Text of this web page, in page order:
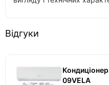
Відгуки
09VELA